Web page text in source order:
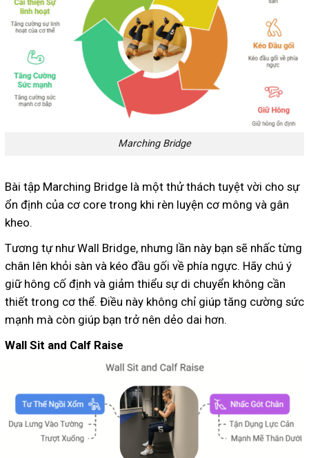
Marching Bridge
Bài tập Marching Bridge là một thử thách tuyệt vời cho sự
ổn định của cơ core trong khi rèn luyện cơ mông và gân
kheo.
Tương tự như Wall Bridge, nhưng lần này bạn sẽ nhấc từng
chân lên khỏi sàn và kéo đầu gối về phía ngực. Hãy chú ý
giữ hông cố định và giảm thiểu sự di chuyển không cần
thiết trong cơ thể. Điều này không chỉ giúp tăng cường sức
mạnh mà còn giúp bạn trở nên dẻo dai hơn.
Wall Sit and Calf Raise